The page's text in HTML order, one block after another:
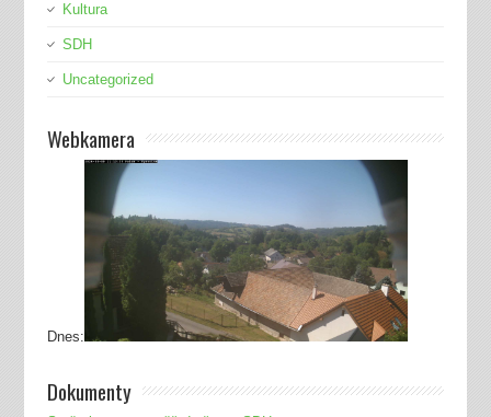
Kultura
SDH
Uncategorized
Webkamera
Dnes:
Dokumenty